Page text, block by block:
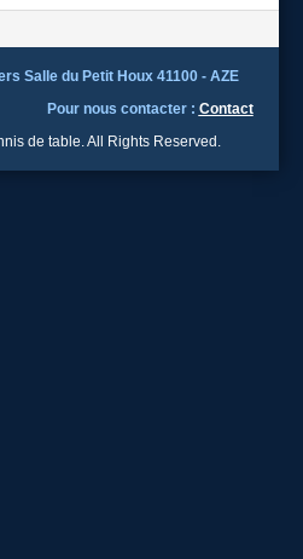
Salle du Petit Houx 41100 - AZE
Pour nous contacter : Contact
de table. All Rights Reserved.